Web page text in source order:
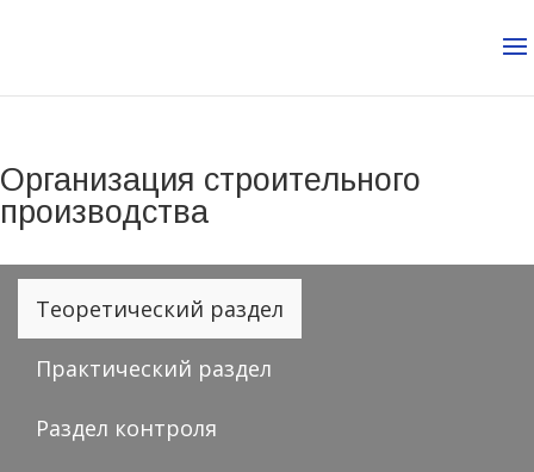
Организация строительного
производства
Теоретический раздел
Практический раздел
Раздел контроля